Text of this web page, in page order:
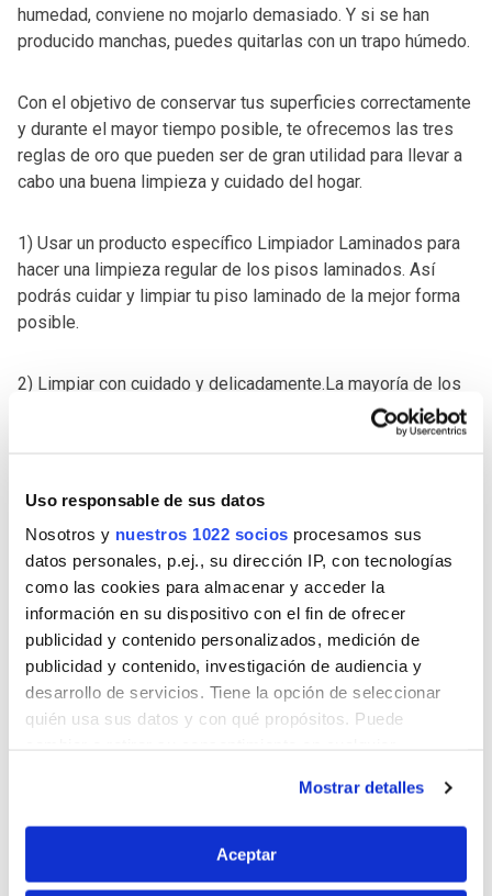
Uso responsable de sus datos
Nosotros y nuestros 1022 socios procesamos sus
datos personales, p.ej., su dirección IP, con tecnologías
como las cookies para almacenar y acceder la
información en su dispositivo con el fin de ofrecer
publicidad y contenido personalizados, medición de
publicidad y contenido, investigación de audiencia y
desarrollo de servicios. Tiene la opción de seleccionar
quién usa sus datos y con qué propósitos. Puede
Si lo permite, también quisiéramos:
Recopilar información sobre su ubicación
Mostrar detalles
Aceptar
humedad, conviene no mojarlo demasiado. Y si se han
producido manchas, puedes quitarlas con un trapo húmedo.
Con el objetivo de conservar tus superficies correctamente
y durante el mayor tiempo posible, te ofrecemos las tres
reglas de oro que pueden ser de gran utilidad para llevar a
cabo una buena limpieza y cuidado del hogar.
1) Usar un producto específico Limpiador Laminados para
hacer una limpieza regular de los pisos laminados. Así
podrás cuidar y limpiar tu piso laminado de la mejor forma
posible.
2) Limpiar con cuidado y delicadamente.La mayoría de los
pisos laminados disponen de un revestimiento resistente
al agua, pero se aconseja igualmente evitar el uso de
superior, puedes usar paños húmedos.
3) Proteger y reparar los pisos lamiandos con Cera
Laminados. Se recomienda usarlo 1-2 veces al año para
recuperar e intensificar el brillo de tus pisos y reparar los
daños leves.
Quizás también estés interesado